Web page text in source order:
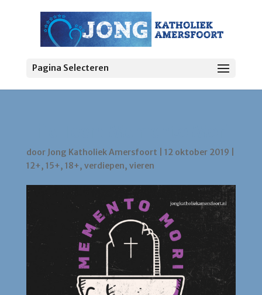
Pagina Selecteren
door Jong Katholiek Amersfoort 12 oktober 2019
12+, 15+, 18+, verdiepen, vieren